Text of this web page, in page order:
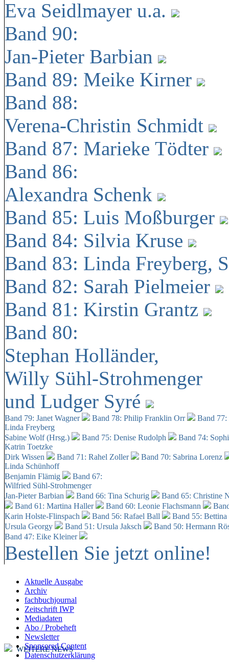
Eva Seidlmayer u.a.
Band 90:
Jan-Pieter Barbian
Band 89: Meike Kirner
Band 88:
Verena-Christin Schmidt
Band 87: Marieke Tödter
Band 86:
Alexandra Schenk
Band 85: Luis Moßburger
Band 84: Silvia Kruse
Band 83: Linda Freyberg,
Band 82: Sarah Pielmeier
Band 81: Kirstin Grantz
Band 80:
Stephan Holländer,
Willy Sühl-Strohmenger
und Ludger Syré
Band 79: Janet Wagner Band 78: Philip Franklin Orr
Band
Linda Freyberg
Sabine Wolf (Hrsg.)
Band 75: Denise Rudolph
Band 74:
Katrin Toetzke
Dirk Wissen
Band 71: Rahel Zoller
Band 70: Sabrina Lorenz
Linda Schünhoff
Benjamin Flämig
Band 67:
Wilfried Sühl-Strohmenger
Jan-Pieter Barbian
Band 66: Tina Schurig
Band 65: Christine
Band 61: Martina Haller
Band 60: Leonie Flachsmann
Karin Holste-Flinspach
Band 56: Rafael Ball
Band 55:
Ursula Georgy
Band 51: Ursula Jaksch Band 50: Hermann
Band 47: Eike Kleiner
Bestellen Sie jetzt online!
Aktuelle Ausgabe
Archiv
fachbuchjournal
Zeitschrift IWP
Mediadaten
Abo / Probeheft
Newsletter
Sponsored Content
Datenschutzerklärung
WEITERE NEWS